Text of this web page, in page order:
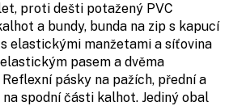
proti dešti potažený PVC
a bundy, bunda na zip s kapucí
elastickými manžetami a síťovina
pasem a dvěma
pásky na pažích, přední a
spodní části kalhot. Jediný obal